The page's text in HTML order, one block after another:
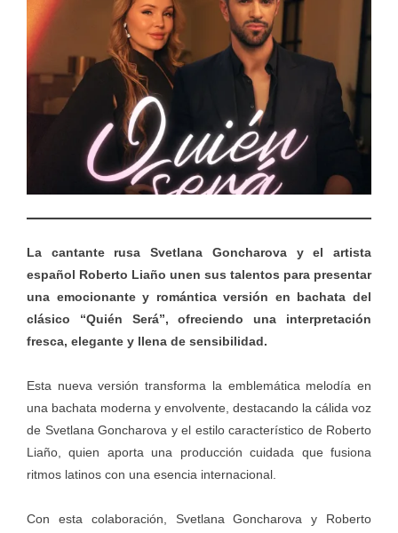
La cantante rusa Svetlana Goncharova y el artista
español Roberto Liaño unen sus talentos para presentar
una emocionante y romántica versión en bachata del
clásico “Quién Será”, ofreciendo una interpretación
fresca, elegante y llena de sensibilidad.
Esta nueva versión transforma la emblemática melodía en
una bachata moderna y envolvente, destacando la cálida voz
de Svetlana Goncharova y el estilo característico de Roberto
Liaño, quien aporta una producción cuidada que fusiona
ritmos latinos con una esencia internacional.
Con esta colaboración, Svetlana Goncharova y Roberto